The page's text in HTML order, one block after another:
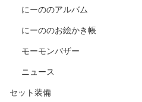
にーののアルバム
にーののお絵かき帳
モーモンバザー
ニュース
セット装備